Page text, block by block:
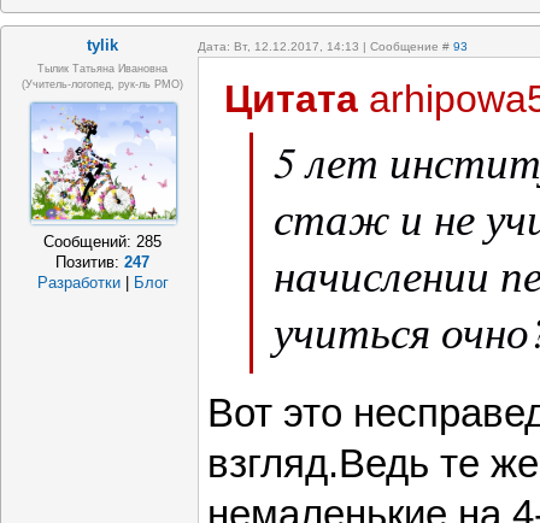
tylik Дата: Вт, 12.12.2017, 14:13 | Сообщение # 93
Тылик Татьяна Ивановна
(учитель-логопед, рук-ль РМО)
Сообщений: 285
Позитив:247
Разработки
Блог
Цитата
5 лет
стаж и не
начислении
учиться
заочно,и
Вот это
взгляд.Ведь те